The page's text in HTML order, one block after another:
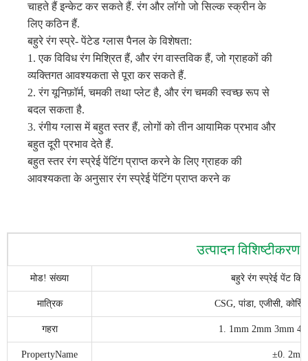
चाहते हैं इन्केट कर सकते हैं. रंग और लॉगो जो सिल्क स्क्रीन के
लिए कठिन हैं.
बहुरे रंग स्प्रे- पेंटेड ग्लास पैनल के विशेषता:
1. एक विविध रंग मिश्रित हैं, और रंग वास्तविक हैं, जो ग्राहकों की
व्यक्तिगत आवश्यकता से पूरा कर सकते हैं.
2. रंग यूनिफ़ॉर्म, चमकी तथा प्लेट है, और रंग चमकी स्वच्छ रूप से
बदल सकता है.
3. रंगीय ग्लास में बहुत स्तर हैं, लोगों को तीन आयामिक प्रभाव और
बहुत दूरी प्रभाव देते हैं.
बहुत स्तर रंग स्प्रेई पेंटिंग प्राप्त करने के लिए ग्राहक की
आवश्यकता के अनुसार रंग स्प्रेई पेंटिंग प्राप्त करने क
उत्पादन विशिष्टीकरण
मोड! संख्या बहुरे रंग स्प्रेई पेंट
मात्रिक CSG, पांडा, एजीसी,
गहरा 1. 1mm 2mm 3mm
PropertyName ±0. 2mm